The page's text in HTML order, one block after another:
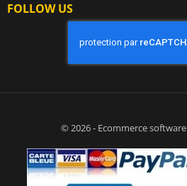
FOLLOW US
© 2026 - Ecommerce